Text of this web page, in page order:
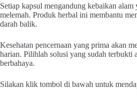
Setiap kapsul mengandung kebaikan
melemah. Produk herbal ini membantu
darah balik.
Kesehatan pencernaan yang prima akan
harian. Pilihlah solusi yang sudah terbukti
berbahaya.
Silakan klik tombol di bawah untuk